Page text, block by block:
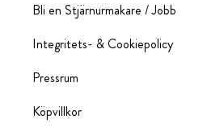
Bli en Stjärnurmakare / Jobb
Integritets- & Cookiepolicy
Pressrum
Köpvillkor